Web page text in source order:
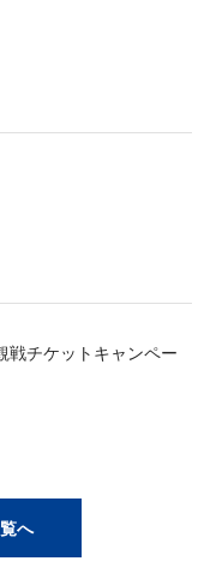
戦チケットキャンペー
へ